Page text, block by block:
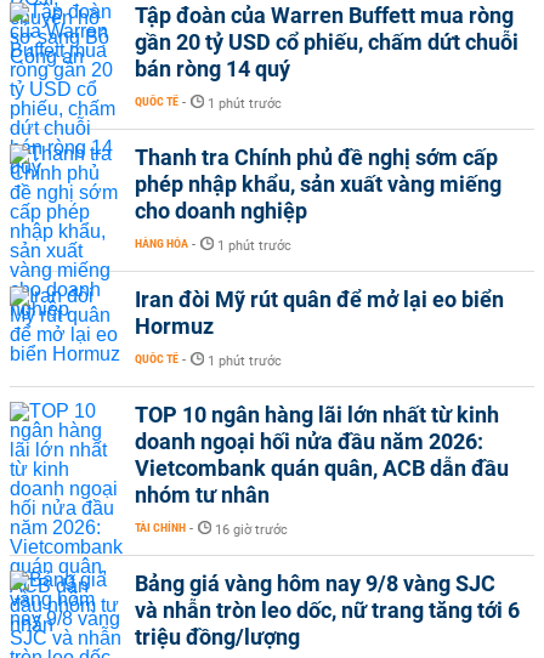
Tập đoàn của Warren Buffett mua ròng
gần 20 tỷ USD cổ phiếu, chấm dứt chuỗi
bán ròng 14 quý
QUỐC TẾ - 1 phút trước
Thanh tra Chính phủ đề nghị sớm cấp
phép nhập khẩu, sản xuất vàng miếng
cho doanh nghiệp
HÀNG HÓA - 1 phút trước
Iran đòi Mỹ rút quân để mở lại eo biển
Hormuz
QUỐC TẾ - 1 phút trước
TOP 10 ngân hàng lãi lớn nhất từ kinh
doanh ngoại hối nửa đầu năm 2026:
Vietcombank quán quân, ACB dẫn đầu
nhóm tư nhân
TÀI CHÍNH - 16 giờ trước
Bảng giá vàng hôm nay 9/8 vàng SJC
và nhẫn tròn leo dốc, nữ trang tăng tới 6
triệu đồng/lượng